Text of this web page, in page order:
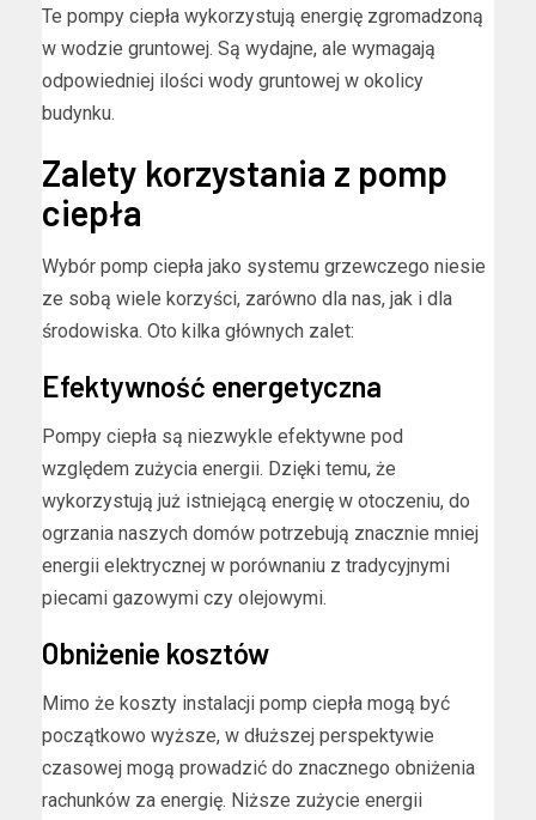
Te pompy ciepła wykorzystują energię zgromadzoną
w wodzie gruntowej. Są wydajne, ale wymagają
odpowiedniej ilości wody gruntowej w okolicy
budynku.
Zalety korzystania z pomp
ciepła
Wybór pomp ciepła jako systemu grzewczego niesie
ze sobą wiele korzyści, zarówno dla nas, jak i dla
środowiska. Oto kilka głównych zalet:
Efektywność energetyczna
Pompy ciepła są niezwykle efektywne pod
względem zużycia energii. Dzięki temu, że
wykorzystują już istniejącą energię w otoczeniu, do
ogrzania naszych domów potrzebują znacznie mniej
energii elektrycznej w porównaniu z tradycyjnymi
piecami gazowymi czy olejowymi.
Obniżenie kosztów
Mimo że koszty instalacji pomp ciepła mogą być
początkowo wyższe, w dłuższej perspektywie
czasowej mogą prowadzić do znacznego obniżenia
rachunków za energię. Niższe zużycie energii